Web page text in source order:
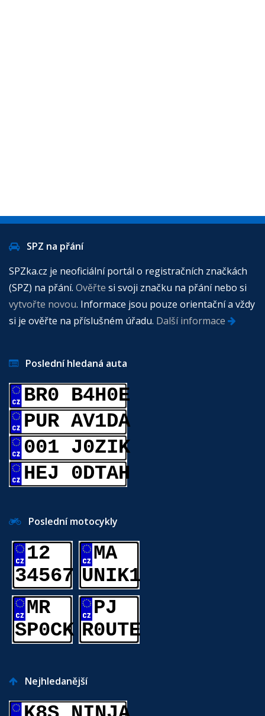
SPZ na přání
SPZka.cz je neoficiální portál o registračních značkách
(SPZ) na přání. Ověřte si svoji značku na přání nebo si
vytvořte novou. Informace jsou pouze orientační a vždy
si je ověřte na příslušném úřadu. Další informace
Poslední hledaná auta
BR0 B4H0E
PUR AV1DA
001 J0ZIK
HEJ 0DTAH
Poslední motocykly
12
34567
MA
UNIK1
MR
SP0CK
PJ
R0UTE
Nejhledanější